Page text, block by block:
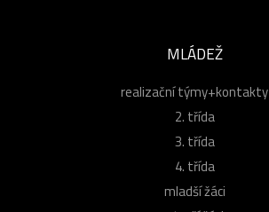
MLÁDEŽ
realizační týmy+kontakty
2. třída
3. třída
4. třída
mladší žáci